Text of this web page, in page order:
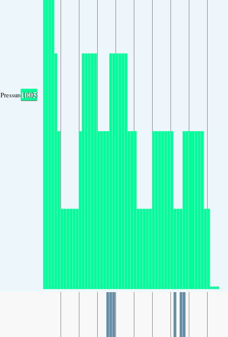
Pressure1005